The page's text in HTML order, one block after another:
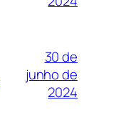
30 de
junho de
2024